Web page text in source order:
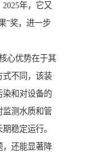
年，它又
”奖，进一步
心优势在于其
式不同，该装
染和对设备的
监测水质和管
稳定运行。
，还能显著降